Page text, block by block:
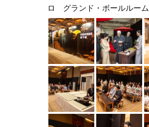
ロ グランド・ボールルーム